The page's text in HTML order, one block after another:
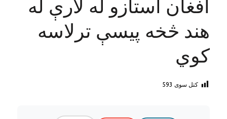
افغان استازو له لارې له
هند څخه پیسې ترلاسه
کوي
کتل سوی 593